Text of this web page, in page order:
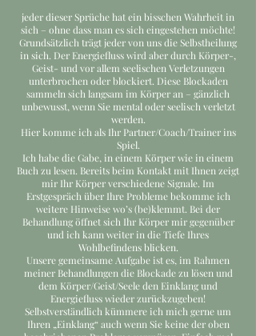
jeder dieser Sprüche hat ein bisschen Wahrheit in
sich – ohne dass man es sich eingestehen möchte!
Grundsätzlich trägt jeder von uns die Selbstheilung
in sich. Der Energiefluss wird aber durch Körper-,
Geist- und vor allem seelischen Verletzungen
unterbrochen oder blockiert. Diese Blockaden
sammeln sich langsam im Körper an – gänzlich
unbewusst, wenn Sie mental oder seelisch verletzt
werden.
Hier komme ich als Ihr Partner/Coach/Trainer ins
Spiel.
Ich habe die Gabe, in einem Körper wie in einem
Buch zu lesen. Bereits beim Kontakt mit Ihnen zeigt
mir Ihr Körper verschiedene Signale. Im
Erstgespräch über Ihre Probleme bekomme ich
weitere Hinweise wo’s (be)klemmt. Bei der
Behandlung öffnet sich Ihr Körper mir gegenüber
und ich kann weiter in die Tiefe Ihres
Wohlbefindens blicken.
Unsere gemeinsame Aufgabe ist es, im Rahmen
meiner Behandlungen die Blockade zu lösen und
dem Körper/Geist/Seele den Einklang und
Energiefluss wieder zurückzugeben!
Selbstverständlich kümmere ich mich gerne um
Ihren „Einklang“ auch wenn Sie keine der oben